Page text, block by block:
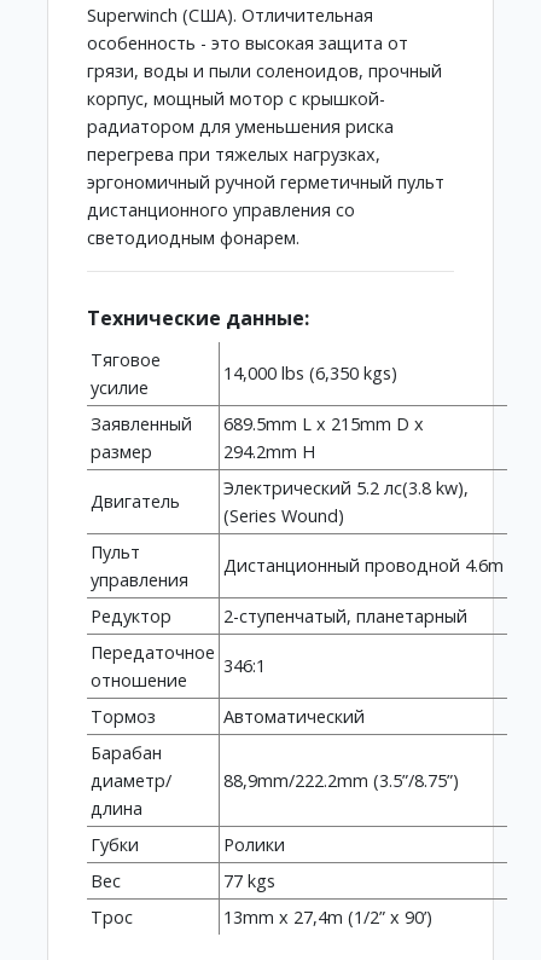
Superwinch (США). Отличительная
особенность - это высокая защита от
грязи, воды и пыли соленоидов, прочный
корпус, мощный мотор с крышкой-
радиатором для уменьшения риска
перегрева при тяжелых нагрузках,
эргономичный ручной герметичный пульт
дистанционного управления со
светодиодным фонарем.
Технические данные:
Тяговое
усилие
14,000 lbs (6,350 kgs)
Заявленный
размер
689.5mm L x 215mm D x
294.2mm H
Двигатель
Электрический 5.2 лс(3.8 kw),
(Series Wound)
Пульт
управления
Дистанционный проводной 4.6m
Редуктор
2-ступенчатый, планетарный
Передаточное
отношение
346:1
Тормоз
Автоматический
Барабан
диаметр/
длина
88,9mm/222.2mm (3.5”/8.75”)
Губки
Ролики
Вес
77 kgs
Трос
13mm x 27,4m (1/2” x 90’)